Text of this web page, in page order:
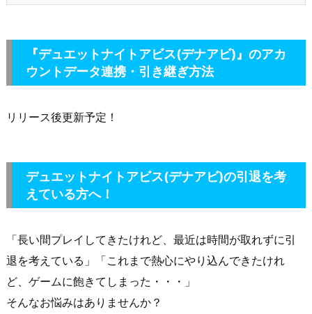
『デュエットナイトアビス(デナアビ)』のアカ
ウントデータ連携・引き継ぎ方法
リリース後更新予定！
デュエットナイトアビス(デナアビ)の引退を考
えている方へ！
「長い間プレイしてきたけれど、最近は時間が取れずに引
退を考えている」「これまで熱心にやり込んできたけれ
ど、ゲームに飽きてしまった・・・」
そんなお悩みはありませんか？